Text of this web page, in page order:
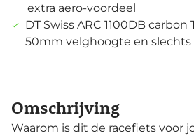
extra aero-voordeel
DT Swiss ARC 1100DB
50mm velghoogte en slechts
Omschrijving
Waarom is dit de racefiets voor jou? In